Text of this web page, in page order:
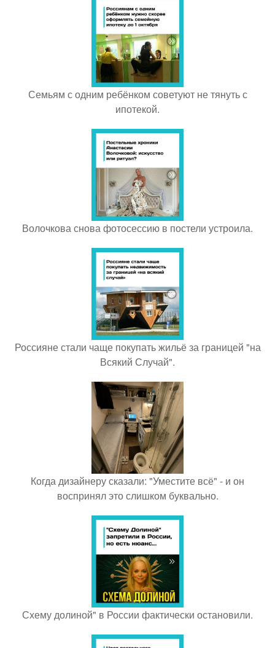
Семьям с одним ребёнком советуют не тянуть с
ипотекой.
Волочкова снова фотосессию в постели устроила.
Россияне стали чаще покупать жильё за границей "на
Всякий Случай".
Когда дизайнеру сказали: "Уместите всё" - и он
воспринял это слишком буквально.
Схему долиной" в России фактически остановили.